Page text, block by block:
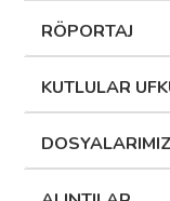
RÖPORTAJ
KUTLULAR
DOSYALARIMIZ